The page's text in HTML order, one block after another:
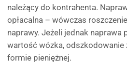
należący do kontrahenta.
opłacalna – wówczas
naprawy. Jeżeli jednak naprawa
wartość wózka, odszkodowanie
formie pieniężnej.